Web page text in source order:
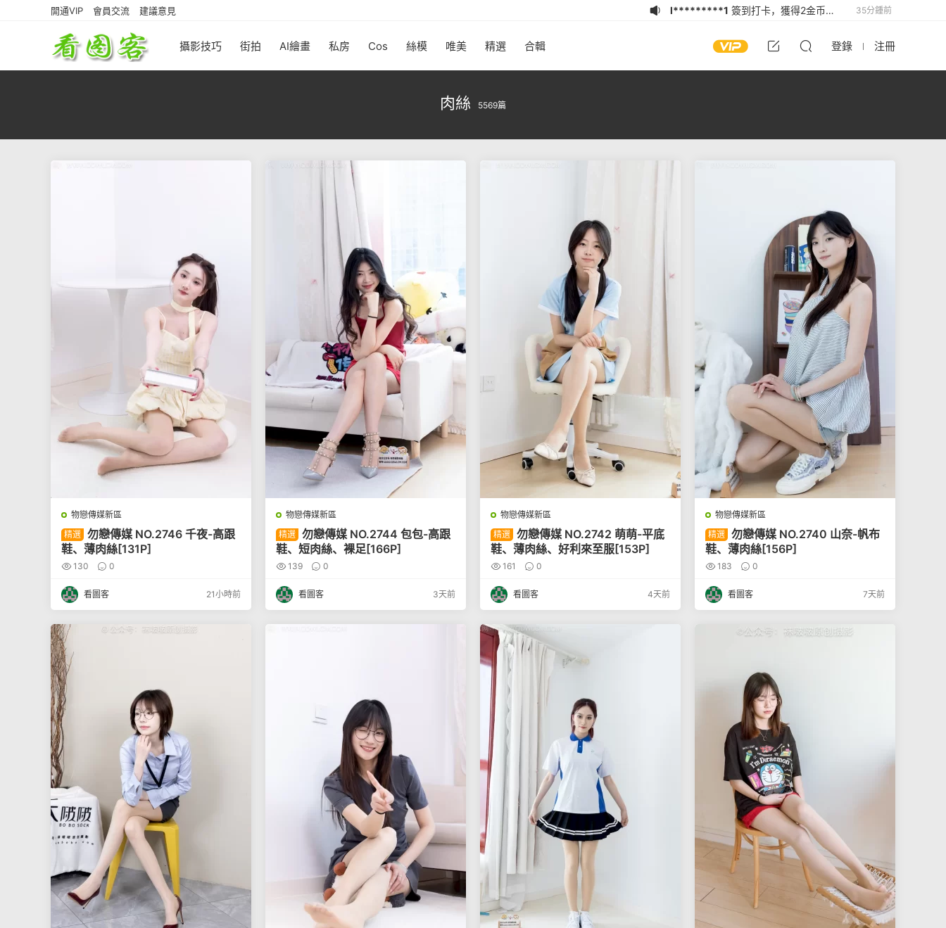
攝影技巧 街拍 AI繪畫 私房 Cos 絲模 唯美 精選 合輯 登錄 注冊
開通VIP 會員交流 建議意見 h****n簽到打卡，獲得2金币獎勵 3小時前
簽到打卡，獲得1金币獎勵 4小時前
5*****g簽到打卡，獲得2金币獎勵 4小時前
1*********8簽到打卡，獲得1金币獎
勵
6小時前
1*********8 6小時前
肉絲 5569篇
物戀傳媒新區
精選 勿戀傳媒 NO.2746 千夜-高跟
鞋、薄肉絲[131P]
130 0
看圖客 21小時前
物戀傳媒新區
精選 勿戀傳媒 NO.2744 包包-高跟
鞋、短肉絲、裸足[166P]
139 0
看圖客 3天前
物戀傳媒新區
精選 勿戀傳媒 NO.2742 萌萌-平底
鞋、薄肉絲、好利來至服[153P]
161 0
看圖客 4天前
物戀傳媒新區
精選 勿戀傳媒 NO.2740 山奈-帆布
鞋、薄肉絲[156P]
183 0
看圖客 7天前